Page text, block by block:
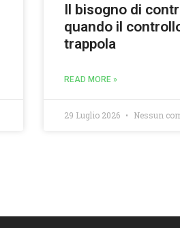
Il bisogno di
quando il
trappola
READ MORE »
29 Luglio 2026 Nessun